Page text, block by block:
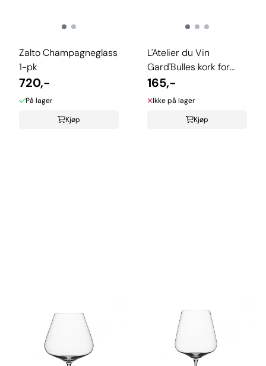
Zalto Champagneglass
1-pk
720,-
På lager
Kjøp
L'Atelier du Vin
Gard'Bulles kork for
musserende vin
165,-
Ikke på lager
Kjøp